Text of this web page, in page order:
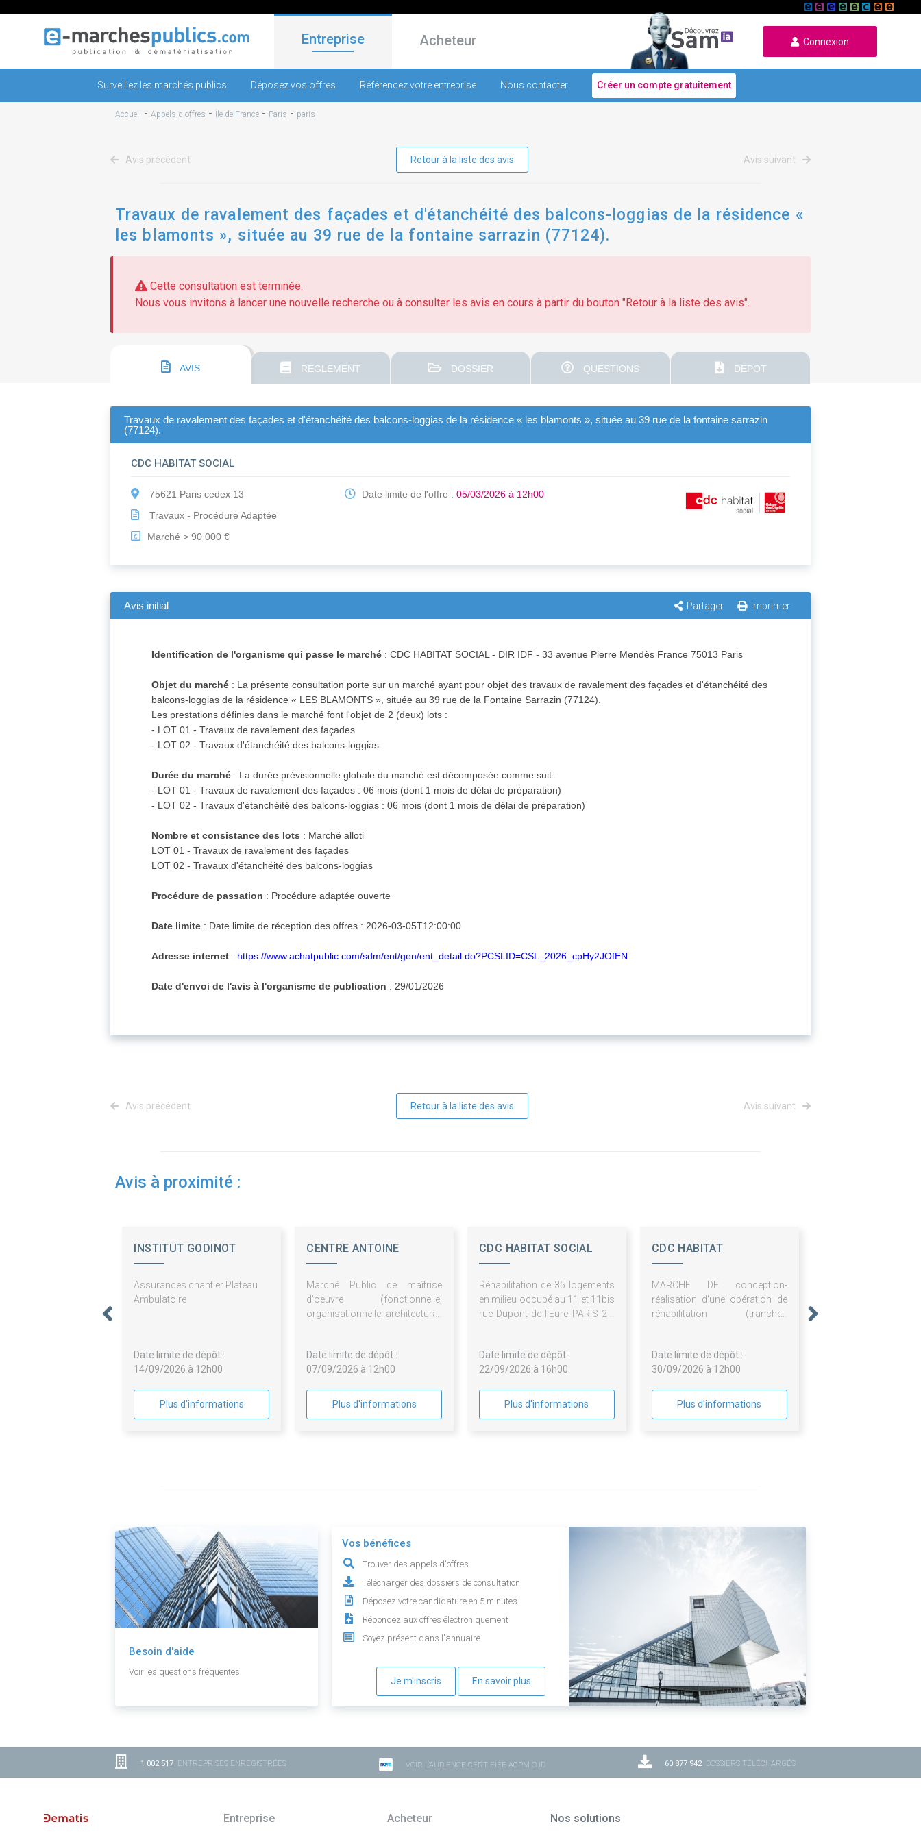
Entreprise Acheteur Connexion
Surveillez les marchés publics Déposez vos offres Référencez votre entreprise Nous contacter Créer un compte gratuitement
Accueil - Appels d'offres - Île-de-France - Paris - paris
Avis précédent Retour à la liste des avis Avis suivant
Travaux de ravalement des façades et d'étanchéité des balcons-loggias de la résidence «
les blamonts », située au 39 rue de la fontaine sarrazin (77124).
Cette consultation est terminée.
Nous vous invitons à lancer une nouvelle recherche ou à consulter les avis en cours à partir du bouton "Retour à la liste des avis".
AVIS REGLEMENT DOSSIER QUESTIONS DEPOT
Travaux de ravalement des façades et d'étanchéité des balcons-loggias de la résidence « les blamonts », située au 39 rue de la fontaine sarrazin
(77124).
CDC HABITAT SOCIAL
75621 Paris cedex 13
Travaux - Procédure Adaptée
€ Marché > 90 000 €
Date limite de l'offre :05/03/2026 à 12h00
Avis initial Partager Imprimer
Identification de l'organisme qui passe le marché : CDC HABITAT SOCIAL - DIR IDF - 33 avenue Pierre Mendès France 75013 Paris
Objet du marché : La présente consultation porte sur un marché ayant pour objet des travaux de ravalement des façades et d'étanchéité des
balcons-loggias de la résidence « LES BLAMONTS », située au 39 rue de la Fontaine Sarrazin (77124).
Les prestations définies dans le marché font l'objet de 2 (deux) lots :
- LOT 01 - Travaux de ravalement des façades
- LOT 02 - Travaux d'étanchéité des balcons-loggias
Durée du marché : La durée prévisionnelle globale du marché est décomposée comme suit :
- LOT 01 - Travaux de ravalement des façades : 06 mois (dont 1 mois de délai de préparation)
- LOT 02 - Travaux d'étanchéité des balcons-loggias : 06 mois (dont 1 mois de délai de préparation)
Nombre et consistance des lots : Marché alloti
LOT 01 - Travaux de ravalement des façades
LOT 02 - Travaux d'étanchéité des balcons-loggias
Procédure de passation : Procédure adaptée ouverte
Date limite : Date limite de réception des offres : 2026-03-05T12:00:00
Adresse internet : https://www.achatpublic.com/sdm/ent/gen/ent_detail.do?PCSLID=CSL_2026_cpHy2JOfEN
Date d'envoi de l'avis à l'organisme de publication : 29/01/2026
Avis précédent Retour à la liste des avis Avis suivant
Avis à proximité :
INSTITUT GODINOT
Assurances chantier Plateau
Ambulatoire
Date limite de dépôt :
14/09/2026 à 12h00
Plus d'informations
CENTRE ANTOINE
Marché Public de maîtrise
d'oeuvre (fonctionnelle,
organisationnelle, architectural,
cuisines
Date limite de dépôt :
07/09/2026 à 12h00
Plus d'informations
CDC HABITAT SOCIAL
Réhabilitation de 35 logements
en milieu occupé au 11 et 11bis
rue Dupont de l'Eure PARIS 20.
Date limite de dépôt :
22/09/2026 à 16h00
Plus d'informations
CDC HABITAT
MARCHE DE conception-
réalisation d'une opération de
réhabilitation (tranches
résidence LABORDE et de
surélévation de 3 logements
résidence METROPOLITAIN à
Paris (75008)
Date limite de dépôt :
30/09/2026 à 12h00
Plus d'informations
Besoin d'aide
Voir les questions fréquentes.
Vos bénéfices
Trouver des appels d'offres
Télécharger des dossiers de consultation
Déposez votre candidature en 5 minutes
Répondez aux offres électroniquement
Soyez présent dans l'annuaire
Je m'inscris En savoir plus
1 002 517 ENTREPRISES ENREGISTRÉES VOIR L'AUDIENCE CERTIFIÉE ACPM-OJD 60 877 942DOSSIERS TÉLÉCHARGÉS
Entreprise Acheteur Nos solutions